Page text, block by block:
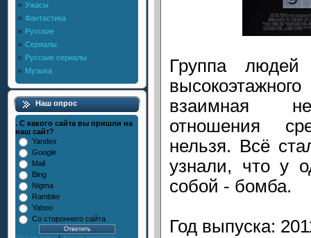
Ужасы
Фантастика
Русские
Сериалы
Русские сериалы
Музыка
Наш опрос
. С какого сайта вы пришли на
наш сайт?
Yandex
Google
Mail
Bing
Nigma
Rambler
Yahoo
Со стороннего сайта
Группа
взаимная
отношения
нельзя. Всё
узнали, что у
собой - бомба.
Год выпуска: